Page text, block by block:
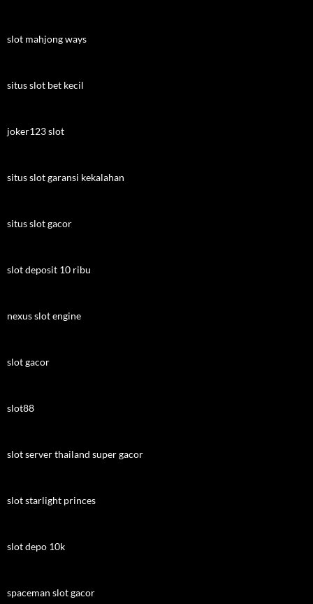
slot mahjong ways
situs slot bet kecil
joker123 slot
situs slot garansi kekalahan
situs slot gacor
slot deposit 10 ribu
nexus slot engine
slot gacor
slot88
slot server thailand super gacor
slot starlight princes
slot depo 10k
spaceman slot gacor